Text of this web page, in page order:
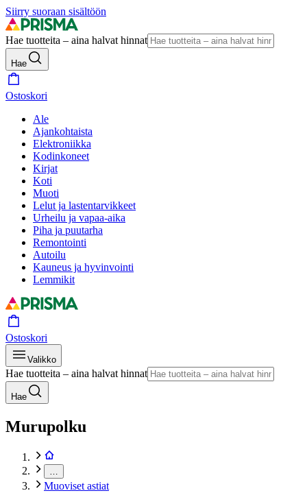
Siirry suoraan sisältöön
Hae tuotteita – aina halvat hinnat
Hae
Ostoskori
Ale
Ajankohtaista
Elektroniikka
Kodinkoneet
Kirjat
Koti
Muoti
Lelut ja lastentarvikkeet
Urheilu ja vapaa-aika
Piha ja puutarha
Remontointi
Autoilu
Kauneus ja hyvinvointi
Lemmikit
Ostoskori
Valikko
Hae tuotteita – aina halvat hinnat
Hae
Murupolku
Muoviset astiat